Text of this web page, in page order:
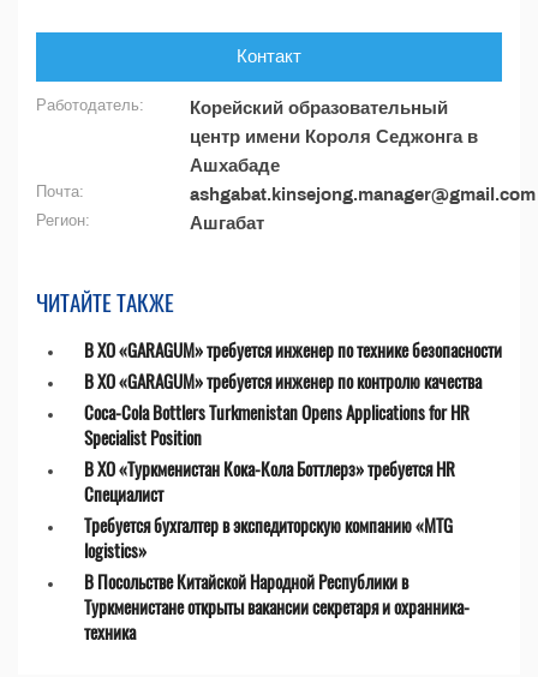
Контакт
Работодатель:
Корейский образовательный
центр имени Короля Седжонга в
Ашхабаде
Почта: ashgabat.kinsejong.manager@gmail.com
Регион: Ашгабат
ЧИТАЙТЕ ТАКЖЕ
В ХО «GARAGUM» требуется инженер по технике безопасности
В ХО «GARAGUM» требуется инженер по контролю качества
Coca-Cola Bottlers Turkmenistan Opens Applications for HR
Specialist Position
В ХО «Туркменистан Кока-Кола Боттлерз» требуется HR
Специалист
Требуется бухгалтер в экспедиторскую компанию «MTG
logistics»
В Посольстве Китайской Народной Республики в
Туркменистане открыты вакансии секретаря и охранника-
техника